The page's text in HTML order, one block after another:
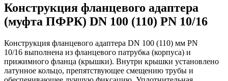
Конструкция фланцевого адаптера
(муфта ПФРК) DN 100 (110) PN 10/16
Конструкция фланцевого адаптера DN 100 (110) мм PN
10/16 выполнена из фланцевого патрубка (корпуса) и
прижимного фланца (крышки). Внутри крышки установлено
латунное кольцо, препятствующее смещению трубы и